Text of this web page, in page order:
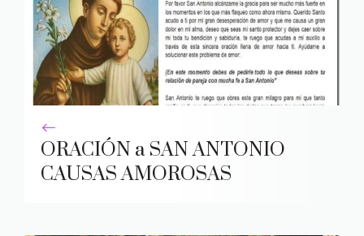
ORACIÓN a SAN ANTONIO
CAUSAS AMOROSAS